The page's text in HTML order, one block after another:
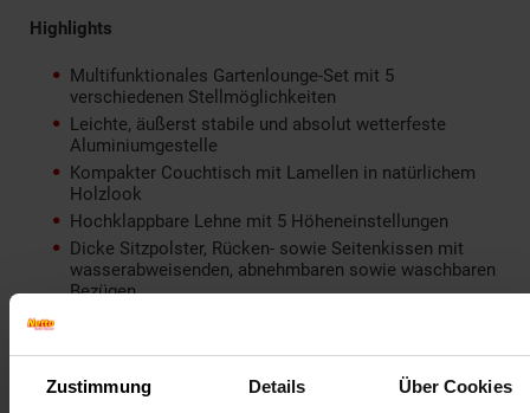
Zustimmung Details Über Cookies
Highlights
Multifunktionales Gartenlounge-Set mit 5
verschiedenen Stellmöglichkeiten
Leichte, äußerst stabile und absolut wetterfeste
Aluminiumgestelle
Kompakter Couchtisch mit Lamellen in natürlichem
Holzlook
Hochklappbare Lehne mit 5 Höheneinstellungen
Dicke Sitzpolster, Rücken- sowie Seitenkissen mit
wasserabweisenden, abnehmbaren sowie waschbaren
Bezügen
Farbe: anthrazit/grau